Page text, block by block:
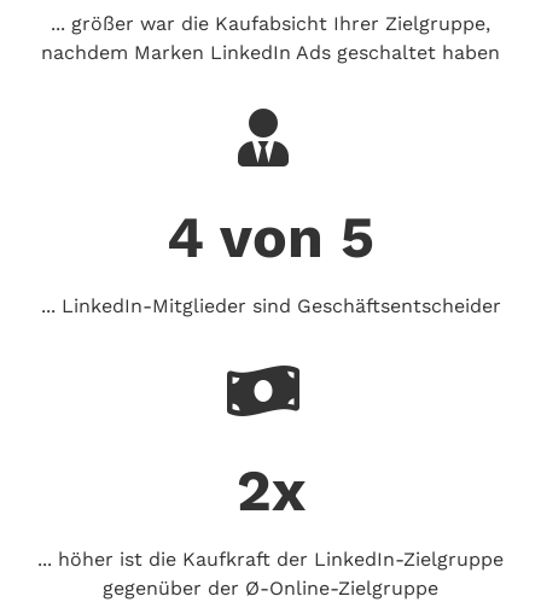
... größer war die Kaufabsicht Ihrer Zielgruppe,
nachdem Marken LinkedIn Ads geschaltet haben
4 von 5
... LinkedIn-Mitglieder sind Geschäftsentscheider
2x
... höher ist die Kaufkraft der LinkedIn-Zielgruppe
gegenüber der Ø-Online-Zielgruppe